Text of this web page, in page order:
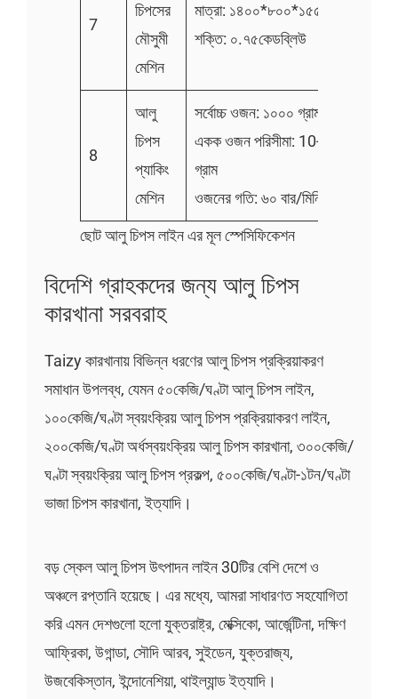
7
চিপসের
মৌসুমী
মেশিন
মাত্রা: ১৪০০*৮০০*১৫৫০মিমি
শক্তি: ০.৭৫কেডব্লিউ
8
আলু
চিপস
প্যাকিং
মেশিন
সর্বোচ্চ ওজন: ১০০০ গ্রাম
একক ওজন পরিসীমা: 10-1000
গ্রাম
ওজনের গতি: ৬০ বার/মিনিট
ছোট আলু চিপস লাইন এর মূল স্পেসিফিকেশন
বিদেশি গ্রাহকদের জন্য আলু চিপস
কারখানা সরবরাহ
Taizy কারখানায় বিভিন্ন ধরণের আলু চিপস প্রক্রিয়াকরণ
সমাধান উপলব্ধ, যেমন ৫০কেজি/ঘণ্টা আলু চিপস লাইন,
১০০কেজি/ঘণ্টা স্বয়ংক্রিয় আলু চিপস প্রক্রিয়াকরণ লাইন,
২০০কেজি/ঘণ্টা অর্ধস্বয়ংক্রিয় আলু চিপস কারখানা, ৩০০কেজি/
ঘণ্টা স্বয়ংক্রিয় আলু চিপস প্রকল্প, ৫০০কেজি/ঘণ্টা-১টন/ঘণ্টা
ভাজা চিপস কারখানা, ইত্যাদি।
বড় স্কেল আলু চিপস উৎপাদন লাইন 30টির বেশি দেশে ও
অঞ্চলে রপ্তানি হয়েছে। এর মধ্যে, আমরা সাধারণত সহযোগিতা
করি এমন দেশগুলো হলো যুক্তরাষ্ট্র, মেক্সিকো, আর্জেন্টিনা, দক্ষিণ
আফ্রিকা, উগান্ডা, সৌদি আরব, সুইডেন, যুক্তরাজ্য,
উজবেকিস্তান, ইন্দোনেশিয়া, থাইল্যান্ড ইত্যাদি।